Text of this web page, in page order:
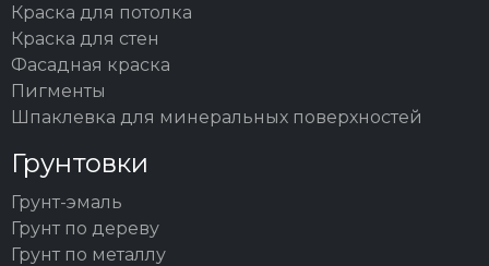
Краска для потолка
Краска для стен
Фасадная краска
Пигменты
Шпаклевка для минеральных поверхностей
Грунтовки
Грунт-эмаль
Грунт по дереву
Грунт по металлу